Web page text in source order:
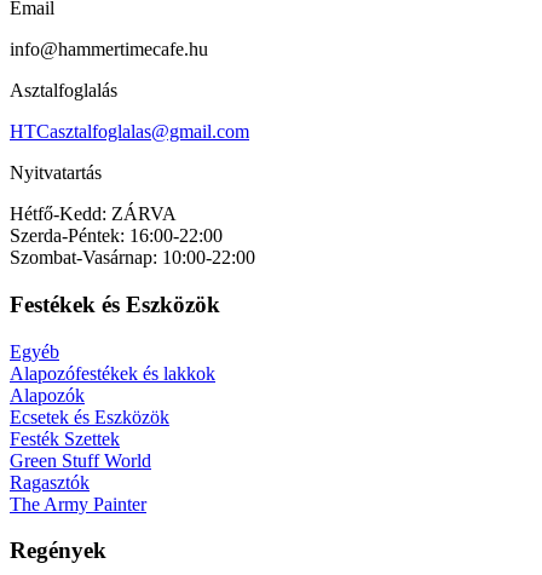
Email
info@hammertimecafe.hu
Asztalfoglalás
HTCasztalfoglalas@gmail.com
Nyitvatartás
Hétfő-Kedd: ZÁRVA
Szerda-Péntek: 16:00-22:00
Szombat-Vasárnap: 10:00-22:00
Festékek és Eszközök
Egyéb
Alapozófestékek és lakkok
Alapozók
Ecsetek és Eszközök
Festék Szettek
Green Stuff World
Ragasztók
The Army Painter
Regények